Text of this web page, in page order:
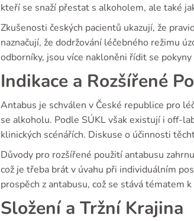
kteří se snaží přestat s alkoholem, ale také
Zkušenosti českých pacientů ukazují, že
naznačují, že dodržování léčebného režimu
odborníky, jsou více nakloněni řídit se
Indikace a Rozšířené
Antabus je schválen v České republice pro
se alkoholu. Podle SÚKL však existují i off-
klinických scénářích. Diskuse o účinnosti
Důvody pro rozšířené použití antabusu
což je třeba brát v úvahu při individuálním
prospěch z antabusu, což se stává tématem
Složení a Tržní Krajina